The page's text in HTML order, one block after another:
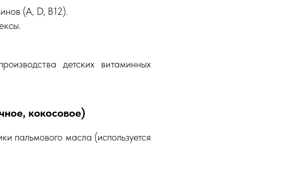
(A, D, B12).
детских витаминных
кокосовое)
пальмового масла (используется